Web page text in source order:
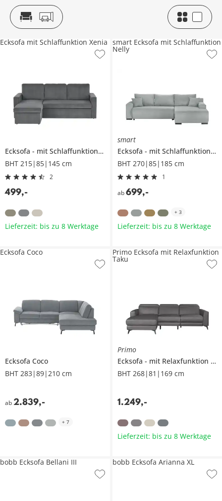
Ecksofa mit Schlaffunktion
Xenia
BHT 215|85|145 cm
2
499,-
Ecksofa mit Schlaffunktion Xenia
Lieferzeit: bis zu 8 Werktage
smart
Ecksofa
mit Schlaffunktion
BHT 270|85|185 cm
1
ab 699,-
smart Ecksofa mit Schlaffunktion
Nelly
+ 3
Lieferzeit: bis zu 8 Werktage
Ecksofa Coco
BHT 283|89|210 cm
ab 2.839,-
Ecksofa Coco
+ 7
Primo
Ecksofa
mit Relaxfunktion
BHT 268|81|169 cm
1.249,-
Primo Ecksofa mit Relaxfunktion
Taku
Lieferzeit: bis zu 8 Werktage
bobb Ecksofa Bellani III bobb Ecksofa Arianna XL